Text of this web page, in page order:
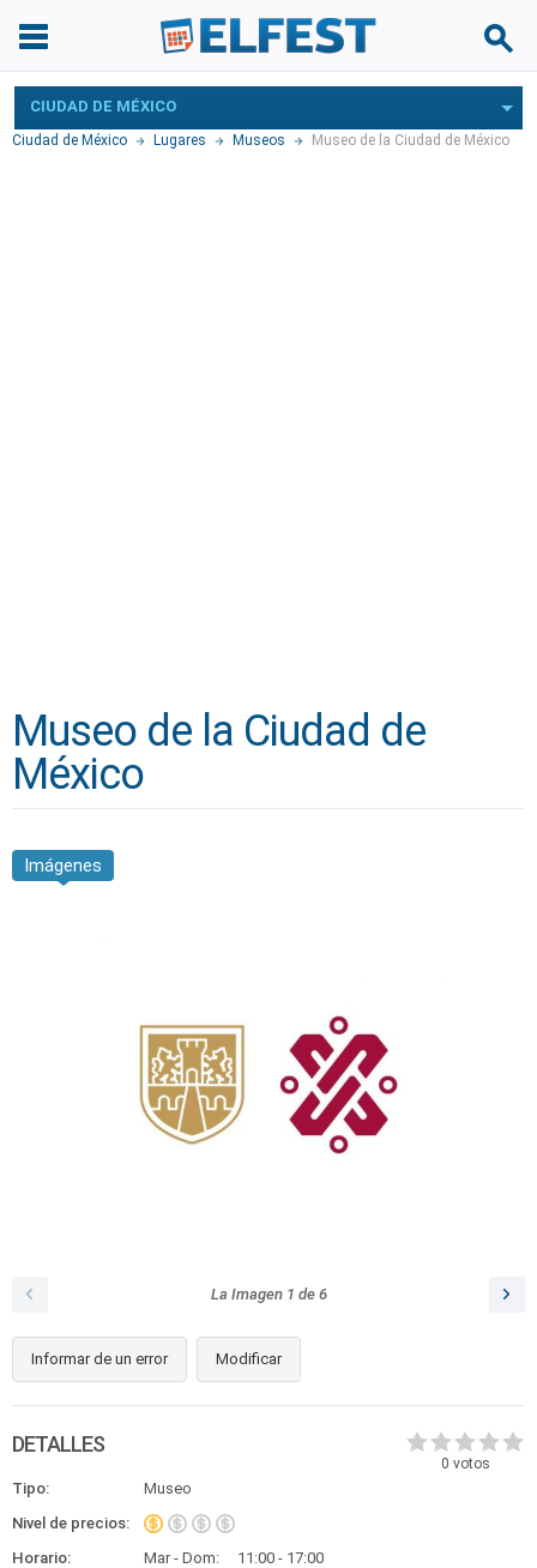
CIUDAD DE MÉXICO
Ciudad de México Lugares Museos Museo de la Ciudad de México
Museo de la Ciudad de
México
Imágenes
La Imagen 1 de 6
Informar de un error Modificar
0 votos
DETALLES
Tipo:
Museo
Nivel de precios:
Horario:
Mar - Dom: 11:00 - 17:00